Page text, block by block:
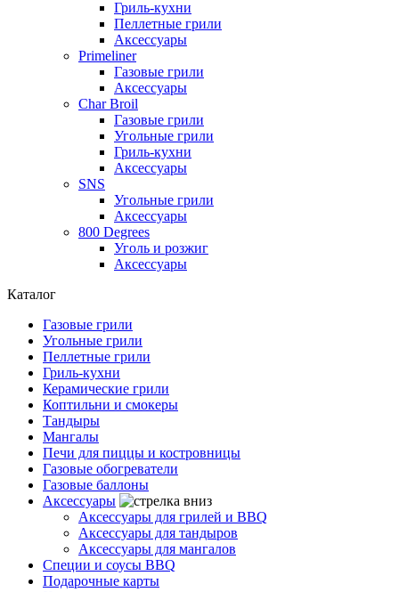
Гриль-кухни
Пеллетные грили
Аксессуары
Primeliner
Газовые грили
Аксессуары
Char Broil
Газовые грили
Угольные грили
Гриль-кухни
Аксессуары
SNS
Угольные грили
Аксессуары
800 Degrees
Уголь и розжиг
Аксессуары
Каталог
Газовые грили
Угольные грили
Пеллетные грили
Гриль-кухни
Керамические грили
Коптильни и смокеры
Тандыры
Мангалы
Печи для пиццы и костровницы
Газовые обогреватели
Газовые баллоны
Аксессуары
Аксессуары для грилей и BBQ
Аксессуары для тандыров
Аксессуары для мангалов
Специи и соусы BBQ
Подарочные карты